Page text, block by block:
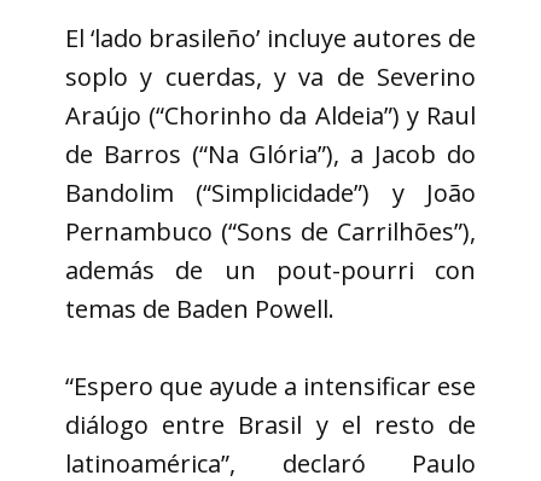
El ‘lado brasileño’ incluye autores de
soplo y cuerdas, y va de Severino
Araújo (“Chorinho da Aldeia”) y Raul
de Barros (“Na Glória”), a Jacob do
Bandolim (“Simplicidade”) y João
Pernambuco (“Sons de Carrilhões”),
además de un pout-pourri con
temas de Baden Powell.
“Espero que ayude a intensificar ese
diálogo entre Brasil y el resto de
latinoamérica”, declaró Paulo